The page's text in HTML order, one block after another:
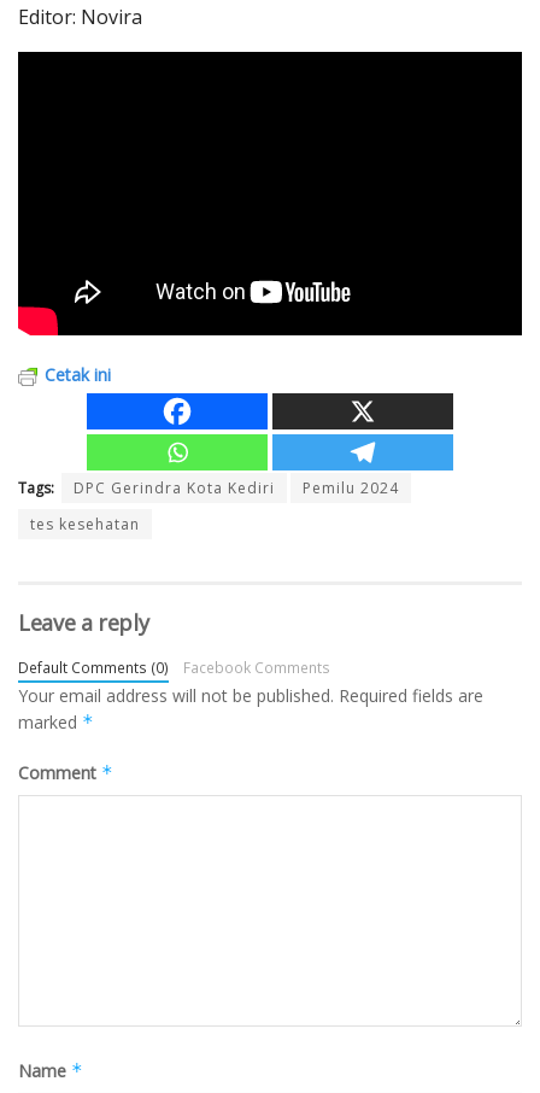
Editor: Novira
Cetak ini
Tags: DPC Gerindra Kota Kediri
Pemilu 2024
tes kesehatan
Leave a reply
Default Comments (0) Facebook Comments
Your email address will not be published. Required fields are
marked *
Comment *
Name *